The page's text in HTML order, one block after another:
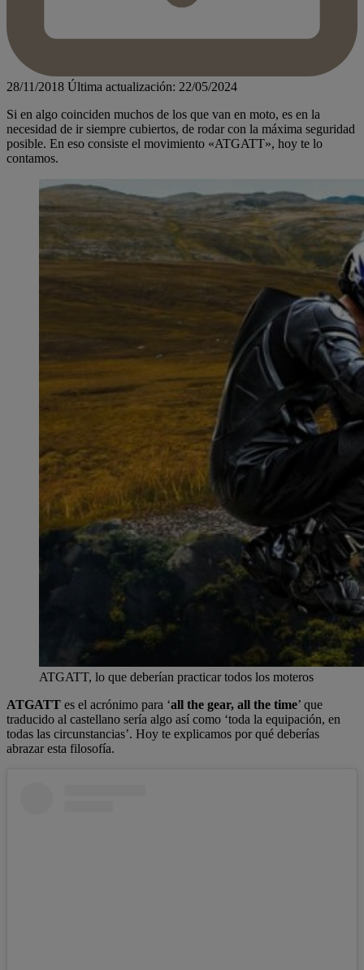
28/11/2018 Última actualización: 22/05/2024
Si en algo coinciden muchos de los que van en moto, es en la
necesidad de ir siempre cubiertos, de rodar con la máxima seguridad
posible. En eso consiste el movimiento «ATGATT», hoy te lo
contamos.
ATGATT, lo que deberían practicar todos los moteros
ATGATT es el acrónimo para ‘all the gear, all the time’ que
traducido al castellano sería algo así como ‘toda la equipación, en
todas las circunstancias’. Hoy te explicamos por qué deberías
abrazar esta filosofía.